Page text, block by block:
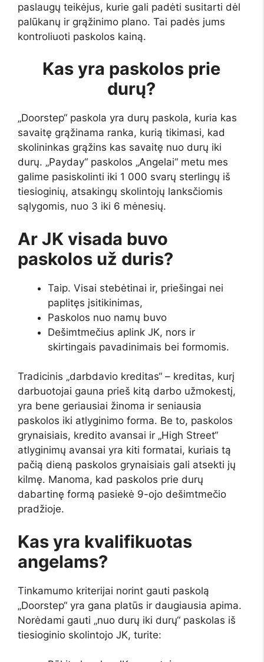
paslaugų teikėjus, kurie gali padėti susitarti dėl
palūkanų ir grąžinimo plano. Tai padės jums
kontroliuoti paskolos kainą.
Kas yra paskolos prie
durų?
„Doorstep“ paskola yra durų paskola, kuria kas
savaitę grąžinama ranka, kurią tikimasi, kad
skolininkas grąžins kas savaitę nuo durų iki
durų. „Payday“ paskolos „Angelai“ metu mes
galime pasiskolinti iki 1 000 svarų sterlingų iš
tiesioginių, atsakingų skolintojų lanksčiomis
sąlygomis, nuo 3 iki 6 mėnesių.
Ar JK visada buvo
paskolos už duris?
Taip. Visai stebėtinai ir, priešingai nei
paplitęs įsitikinimas,
Paskolos nuo namų buvo
Dešimtmečius aplink JK, nors ir
skirtingais pavadinimais bei formomis.
Tradicinis „darbdavio kreditas“ – kreditas, kurį
darbuotojai gauna prieš kitą darbo užmokestį,
yra bene geriausiai žinoma ir seniausia
paskolos iki atlyginimo forma. Be to, paskolos
grynaisiais, kredito avansai ir „High Street“
atlyginimų avansai yra kiti formatai, kuriais tą
pačią dieną paskolos grynaisiais gali atsekti jų
kilmę. Manoma, kad paskolos prie durų
dabartinę formą pasiekė 9-ojo dešimtmečio
pradžioje.
Kas yra kvalifikuotas
angelams?
Tinkamumo kriterijai norint gauti paskolą
„Doorstep“ yra gana platūs ir daugiausia apima.
Norėdami gauti „nuo durų iki durų“ paskolas iš
tiesioginio skolintojo JK, turite: